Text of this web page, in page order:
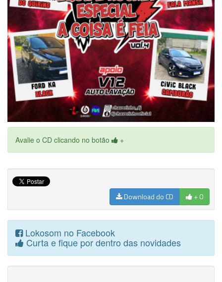
Avalie o CD clicando no botão +
Download do CD + 0
Lokosom no Facebook
Curta e fique por dentro das novidades